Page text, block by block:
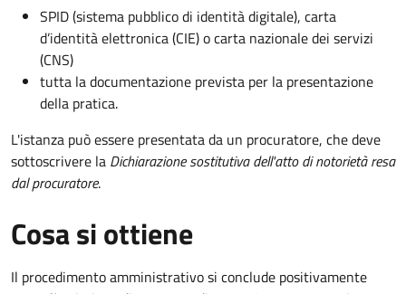
SPID (sistema pubblico di identità digitale), carta
d’identità elettronica (CIE) o carta nazionale dei servizi
(CNS)
tutta la documentazione prevista per la presentazione
della pratica.
L'istanza può essere presentata da un procuratore, che deve
sottoscrivere la Dichiarazione sostitutiva dell'atto di notorietà resa
dal procuratore.
Cosa si ottiene
Il procedimento amministrativo si conclude positivamente